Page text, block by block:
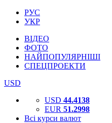
РУС
УКР
ВІДЕО
ФОТО
НАЙПОПУЛЯРНІШІ
СПЕЦПРОЕКТИ
USD
USD 44.4138
EUR 51.2998
Всі курси валют